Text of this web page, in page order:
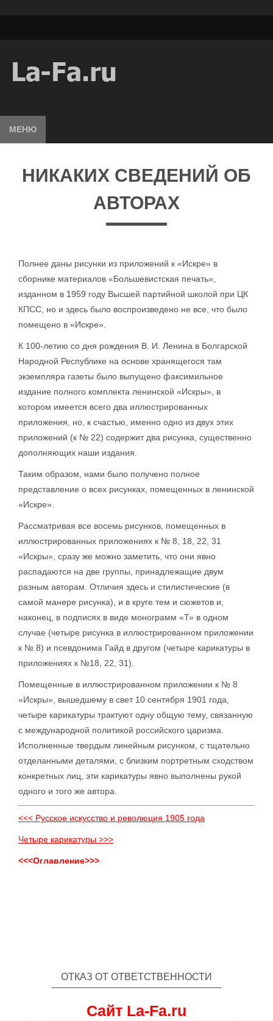
МЕНЮ
НИКАКИХ СВЕДЕНИЙ ОБ
АВТОРАХ
Полнее даны рисунки из приложений к «Искре» в
сборнике материалов «Большевистская печать»,
изданном в 1959 году Высшей партийной школой при ЦК
КПСС, но и здесь было воспроизведено не все, что было
помещено в «Искре».
К 100-летию со дня рождения В. И. Ленина в Болгарской
Народной Республике на основе хранящегося там
экземпляра газеты было выпущено факсимильное
издание полного комплекта ленинской «Искры», в
котором имеется всего два иллюстрированных
приложения, но, к счастью, именно одно из двух этих
приложений (к № 22) содержит два рисунка, существенно
дополняющих наши издания.
Таким образом, нами было получено полное
представление о всех рисунках, помещенных в ленинской
«Искре».
Рассматривая все восемь рисунков, помещенных в
иллюстрированных приложениях к № 8, 18, 22, 31
«Искры», сразу же можно заметить, что они явно
распадаются на две группы, принадлежащие двум
разным авторам. Отличия здесь и стилистические (в
самой манере рисунка), и в круге тем и сюжетов и,
наконец, в подписях в виде монограмм «Т» в одном
случае (четыре рисунка в иллюстрированном приложении
к № 8) и псевдонима Гайд в другом (четыре карикатуры в
приложениях к №18, 22, 31).
Помещенные в иллюстрированном приложении к № 8
«Искры», вышедшему в свет 10 сентября 1901 года,
четыре карикатуры трактуют одну общую тему, связанную
с международной политикой российского царизма.
Исполненные твердым линейным рисунком, с тщательно
отделанными деталями, с близким портретным сходством
конкретных лиц, эти карикатуры явно выполнены рукой
одного и того же автора.
<<< Русское искусство и революция 1905 года
Четыре карикатуры >>>
<<<Оглавление>>>
ОТКАЗ ОТ ОТВЕТСТВЕННОСТИ
Сайт La-Fa.ru